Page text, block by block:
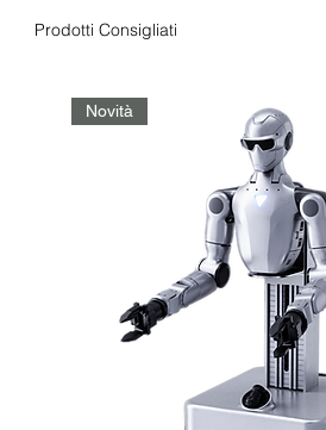
Prodotti Consigliati
Novità